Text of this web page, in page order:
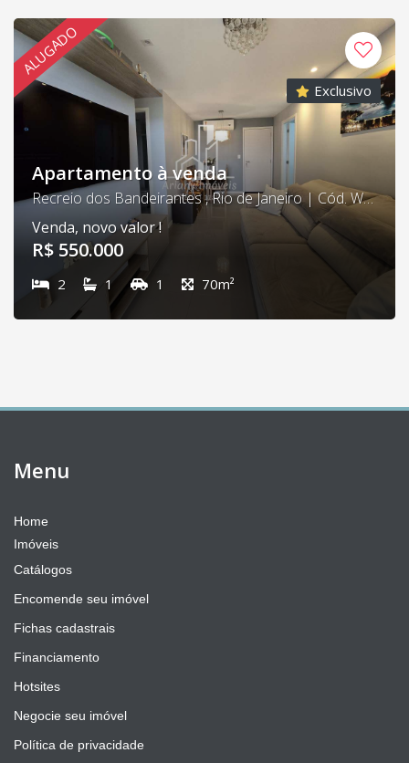
ALUGADO
Exclusivo
Apartamento à venda
Recreio dos Bandeirantes , Rio de Janeiro | Cód. Wonderfull 04
Venda, novo valor !
R$ 550.000
2 1 1 70m²
Menu
Home
Imóveis
Catálogos
Encomende seu imóvel
Fichas cadastrais
Financiamento
Hotsites
Negocie seu imóvel
Política de privacidade